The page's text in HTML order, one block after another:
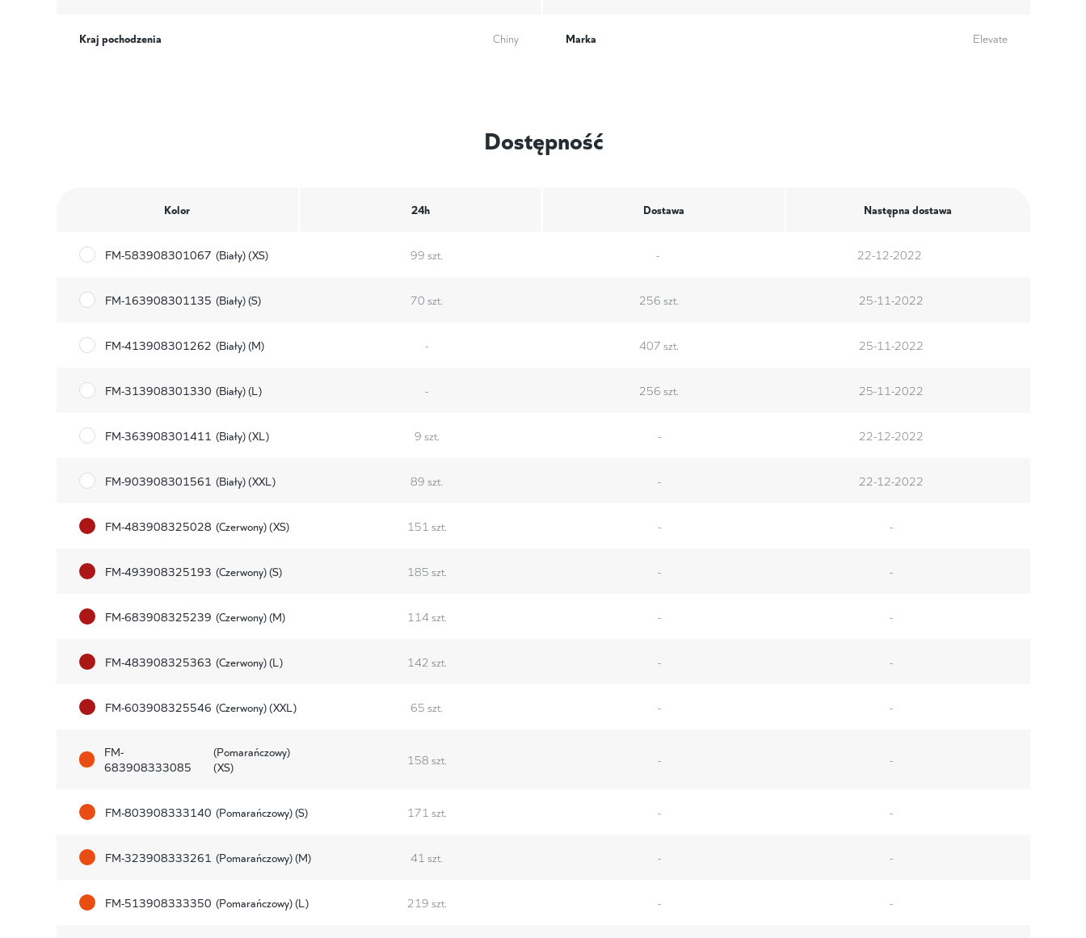
Kraj pochodzenia Chiny Marka Elevate
Dostępność
Kolor 24h Dostawa Następna dostawa
FM-583908301067 (Biały) (XS) 99 szt. - 22-12-2022
FM-163908301135 (Biały) (S) 70 szt. 256 szt. 25-11-2022
FM-413908301262 (Biały) (M) - 407 szt. 25-11-2022
FM-313908301330 (Biały) (L) - 256 szt. 25-11-2022
FM-363908301411 (Biały) (XL) 9 szt. - 22-12-2022
FM-903908301561 (Biały) (XXL) 89 szt. - 22-12-2022
FM-483908325028 (Czerwony) (XS) 151 szt. - -
FM-493908325193 (Czerwony) (S) 185 szt. - -
FM-683908325239 (Czerwony) (M) 114 szt. - -
FM-483908325363 (Czerwony) (L) 142 szt. - -
FM-603908325546 (Czerwony) (XXL) 65 szt. - -
FM-
683908333085
(Pomarańczowy)
(XS)
158 szt. - -
FM-803908333140 (Pomarańczowy) (S) 171 szt. - -
FM-323908333261 (Pomarańczowy) (M) 41 szt. - -
FM-513908333350 (Pomarańczowy) (L) 219 szt. - -